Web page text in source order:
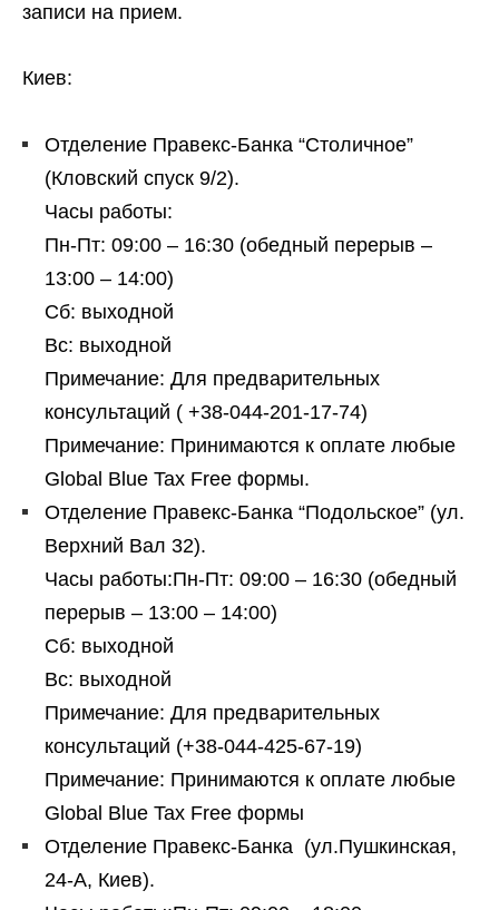
записи на прием.
Киев:
Отделение Правекс-Банка “Столичное”
(Кловский спуск 9/2).
Часы работы:
Пн-Пт: 09:00 – 16:30 (обедный перерыв –
13:00 – 14:00)
Сб: выходной
Вс: выходной
Примечание: Для предварительных
консультаций ( +38-044-201-17-74)
Примечание: Принимаются к оплате любые
Global Blue Tax Free формы.
Отделение Правекс-Банка “Подольское” (ул.
Верхний Вал 32).
Часы работы:Пн-Пт: 09:00 – 16:30 (обедный
перерыв – 13:00 – 14:00)
Сб: выходной
Вс: выходной
Примечание: Для предварительных
консультаций (+38-044-425-67-19)
Примечание: Принимаются к оплате любые
Global Blue Tax Free формы
Отделение Правекс-Банка (ул.Пушкинская,
24-A, Киев).